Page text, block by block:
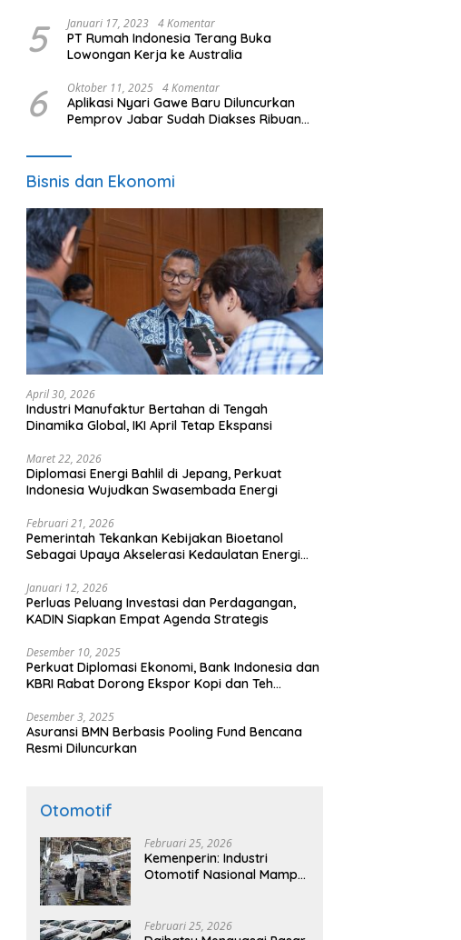
5 Januari 17, 2023 4 Komentar
PT Rumah Indonesia Terang Buka
Lowongan Kerja ke Australia
6 Oktober 11, 2025 4 Komentar
Aplikasi Nyari Gawe Baru Diluncurkan
Pemprov Jabar Sudah Diakses Ribuan
Bisnis dan Ekonomi
April 30, 2026
Industri Manufaktur Bertahan di Tengah
Dinamika Global, IKI April Tetap Ekspansi
Maret 22, 2026
Diplomasi Energi Bahlil di Jepang, Perkuat
Indonesia Wujudkan Swasembada Energi
Februari 21, 2026
Pemerintah Tekankan Kebijakan Bioetanol
Sebagai Upaya Akselerasi Kedaulatan Energi
Januari 12, 2026
Perluas Peluang Investasi dan Perdagangan,
KADIN Siapkan Empat Agenda Strategis
Desember 10, 2025
Perkuat Diplomasi Ekonomi, Bank Indonesia dan
KBRI Rabat Dorong Ekspor Kopi dan Teh
Desember 3, 2025
Asuransi BMN Berbasis Pooling Fund Bencana
Resmi Diluncurkan
Otomotif
Februari 25, 2026
Kemenperin: Industri
Otomotif Nasional Mampu
Februari 25, 2026